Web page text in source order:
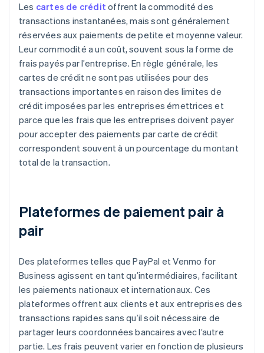
Les cartes de crédit offrent la commodité des
transactions instantanées, mais sont généralement
réservées aux paiements de petite et moyenne valeur.
Leur commodité a un coût, souvent sous la forme de
frais payés par l’entreprise. En règle générale, les
cartes de crédit ne sont pas utilisées pour des
transactions importantes en raison des limites de
crédit imposées par les entreprises émettrices et
parce que les frais que les entreprises doivent payer
pour accepter des paiements par carte de crédit
correspondent souvent à un pourcentage du montant
total de la transaction.
Plateformes de paiement pair à
pair
Des plateformes telles que PayPal et Venmo for
Business agissent en tant qu’intermédiaires, facilitant
les paiements nationaux et internationaux. Ces
plateformes offrent aux clients et aux entreprises des
transactions rapides sans qu’il soit nécessaire de
partager leurs coordonnées bancaires avec l’autre
partie. Les frais peuvent varier en fonction de plusieurs